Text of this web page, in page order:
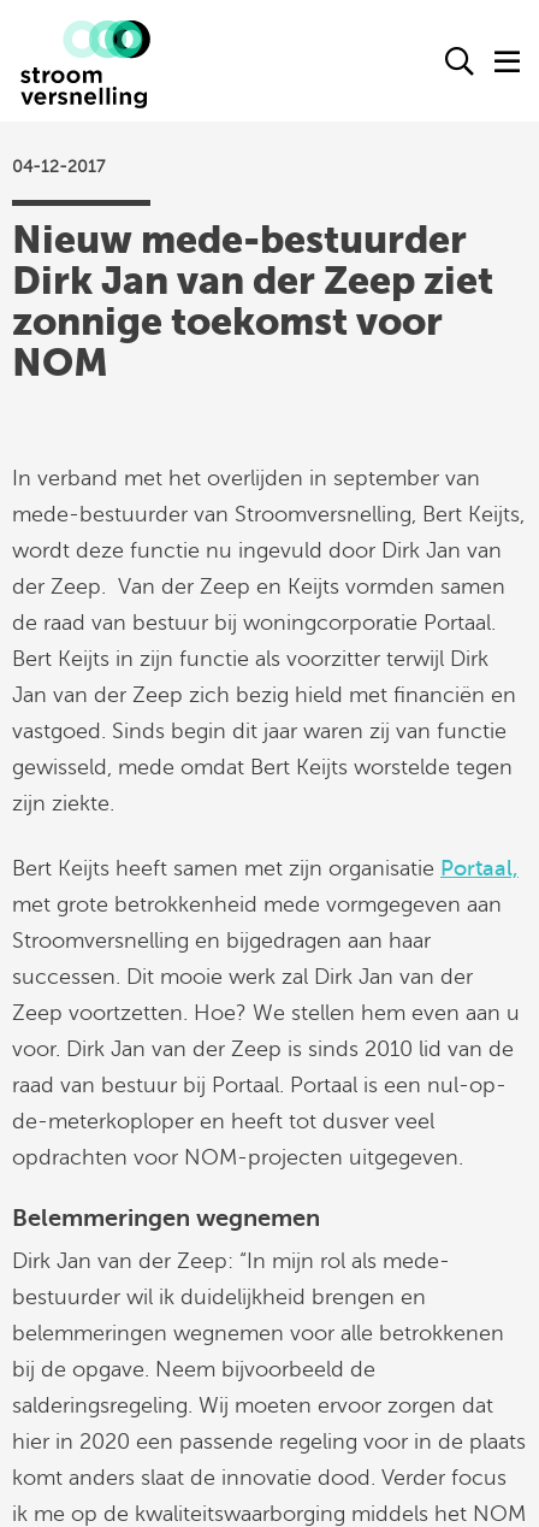
Stroomversnelling
agenda
kennisproducten
leden
over ons
Stroomversnelling
op
linkedin
04-12-2017
Nieuw mede-bestuurder
Dirk Jan van der Zeep ziet
zonnige toekomst voor
NOM
In verband met het overlijden in september van
mede-bestuurder van Stroomversnelling, Bert Keijts,
wordt deze functie nu ingevuld door Dirk Jan van
der Zeep. Van der Zeep en Keijts vormden samen
de raad van bestuur bij woningcorporatie Portaal.
Bert Keijts in zijn functie als voorzitter terwijl Dirk
Jan van der Zeep zich bezig hield met financiën en
vastgoed. Sinds begin dit jaar waren zij van functie
gewisseld, mede omdat Bert Keijts worstelde tegen
zijn ziekte.
Bert Keijts heeft samen met zijn organisatie Portaal,
met grote betrokkenheid mede vormgegeven aan
Stroomversnelling en bijgedragen aan haar
successen. Dit mooie werk zal Dirk Jan van der
Zeep voortzetten. Hoe? We stellen hem even aan u
voor. Dirk Jan van der Zeep is sinds 2010 lid van de
raad van bestuur bij Portaal. Portaal is een nul-op-
de-meterkoploper en heeft tot dusver veel
opdrachten voor NOM-projecten uitgegeven.
Belemmeringen wegnemen
Dirk Jan van der Zeep: “In mijn rol als mede-
bestuurder wil ik duidelijkheid brengen en
belemmeringen wegnemen voor alle betrokkenen
bij de opgave. Neem bijvoorbeeld de
salderingsregeling. Wij moeten ervoor zorgen dat
hier in 2020 een passende regeling voor in de plaats
komt anders slaat de innovatie dood. Verder focus
ik me op de kwaliteitswaarborging middels het NOM